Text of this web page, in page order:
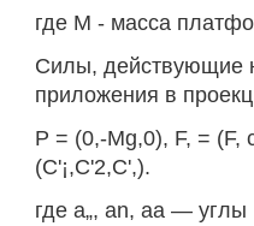
где М - масса
Силы, действующие
приложения в
P = (0,-Mg,0), F, = (F,
(C'¡,C'2,C',).
где a„, an, aa —